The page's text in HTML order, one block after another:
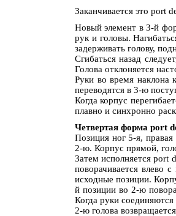
Заканчивается это рort
Новый элемент в 3-й
рук и головы.
задерживать голову,
Сгибаться назад
Голова отклоняется
Руки во время наклона
переводятся в 3-ю
Когда корпус
плавно и синхронно
Четвертая форма рort
Позиция ног 5-я,
2-ю. Корпус прямой,
Затем исполняется рort
поворачивается влево
исходные позиции.
й позиции во 2-ю
Когда руки
2-ю голова